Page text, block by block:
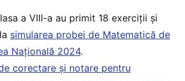
a VIII-a au primit 18 exerciții și
simularea probei de Matematică de
Națională 2024.
corectare și notare pentru